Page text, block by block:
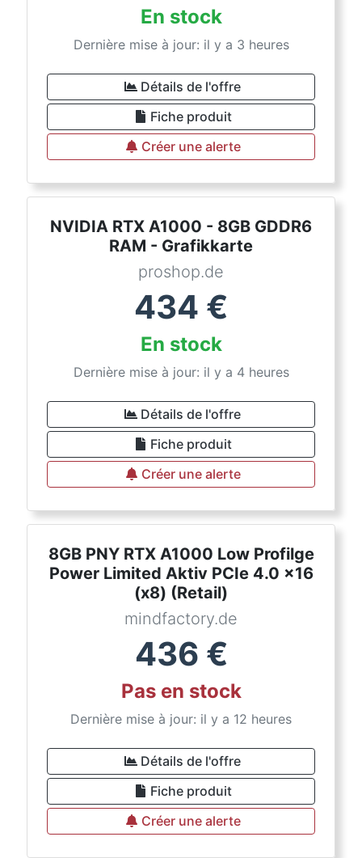
En stock
Dernière mise à jour: il y a 3 heures
Détails de l'offre
Fiche produit
Créer une alerte
NVIDIA RTX A1000 - 8GB GDDR6
RAM - Grafikkarte
proshop.de
434 €
En stock
Dernière mise à jour: il y a 4 heures
Détails de l'offre
Fiche produit
Créer une alerte
8GB PNY RTX A1000 Low Profilge
Power Limited Aktiv PCIe 4.0 x16
(x8) (Retail)
mindfactory.de
436 €
Pas en stock
Dernière mise à jour: il y a 12 heures
Détails de l'offre
Fiche produit
Créer une alerte